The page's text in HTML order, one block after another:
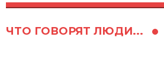
ЧТО ГОВОРЯТ ЛЮДИ...